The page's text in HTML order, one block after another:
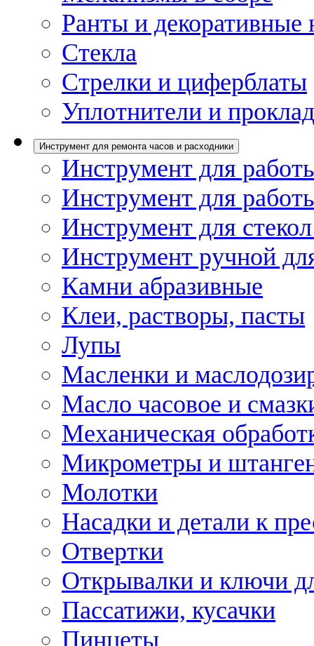
Ранты и декоративные
Стекла
Стрелки и циферблаты
Уплотнители и
Инструмент для ремонта часов и расходники
Инструмент для
Инструмент для
Инструмент для
Инструмент ручной
Камни абразивные
Клеи, растворы, пасты
Лупы
Масленки и
Масло часовое и
Механическая
Микрометры и
Молотки
Насадки и детали к
Отвертки
Открывалки и ключи
Пассатижи, кусачки
Пинцеты